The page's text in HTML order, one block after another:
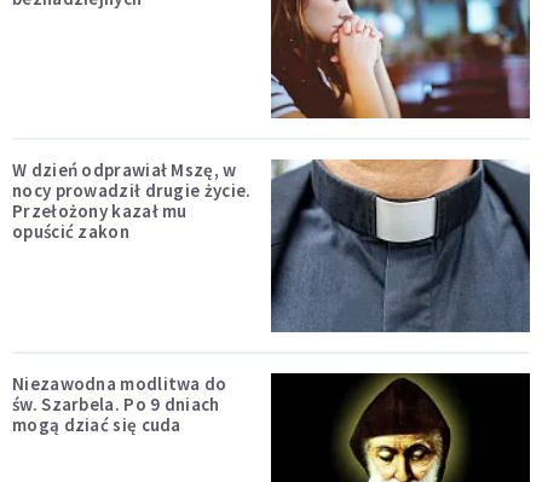
W dzień odprawiał Mszę, w
nocy prowadził drugie życie.
Przełożony kazał mu
opuścić zakon
Niezawodna modlitwa do
św. Szarbela. Po 9 dniach
mogą dziać się cuda